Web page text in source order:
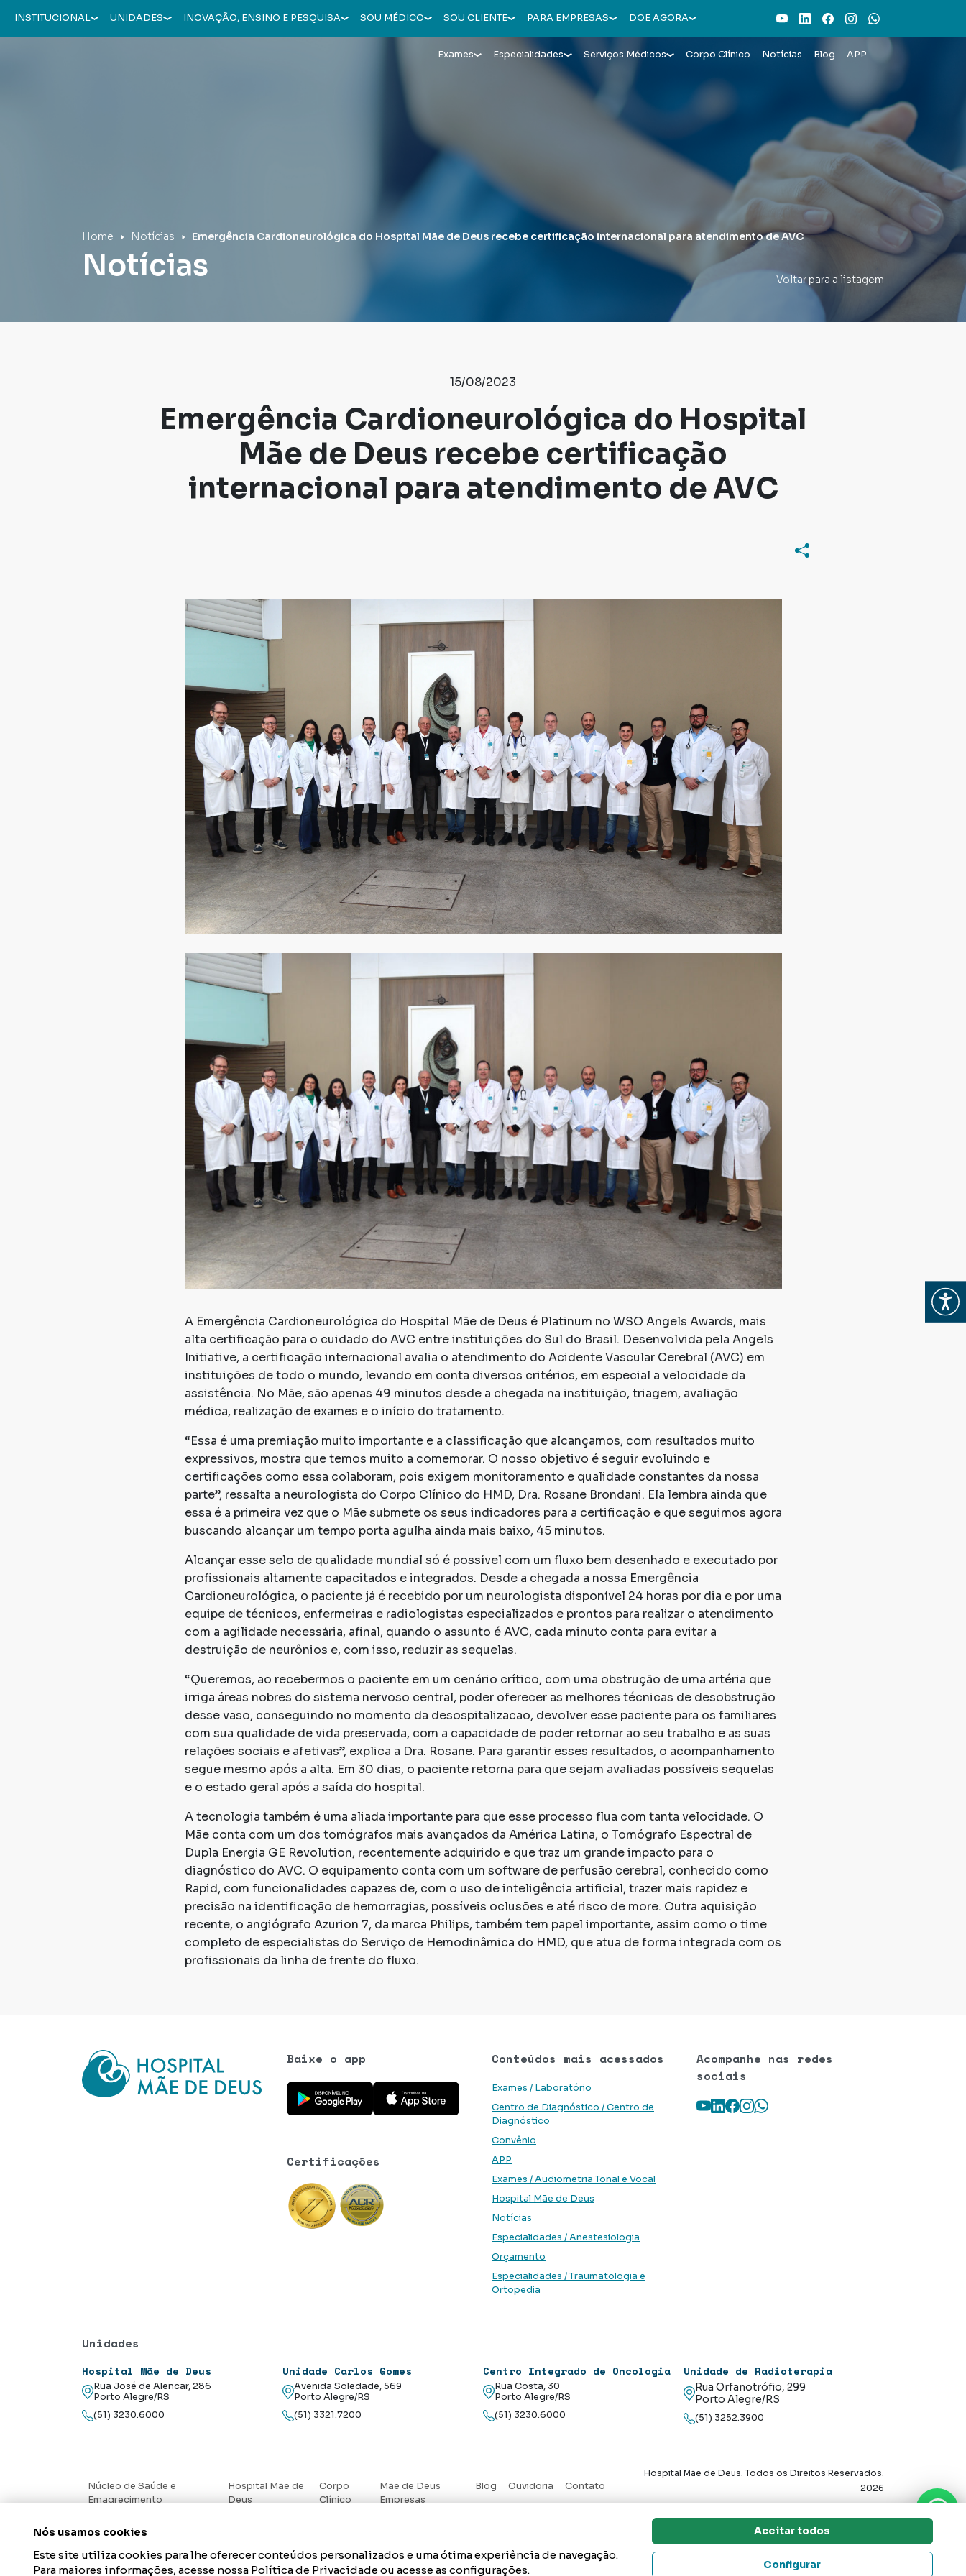
Abrir
INSTITUCIONAL UNIDADES INOVAÇÃO, ENSINO E PESQUISA SOU MÉDICO SOU CLIENTE PARA EMPRESAS DOE AGORA YoutubeLinkedInFacebook
InstagramWhatsApp
Exames Especialidades Serviços Médicos Corpo Clínico Notícias Blog APP
Home Notícias Emergência Cardioneurológica do Hospital Mãe de Deus recebe certificação internacional para atendimento de AVC
Notícias Voltar para a listagem
15/08/2023
Emergência Cardioneurológica do Hospital
Mãe de Deus recebe certificação
internacional para atendimento de AVC
A Emergência Cardioneurológica do Hospital Mãe de Deus é Platinum no WSO Angels Awards, mais
alta certificação para o cuidado do AVC entre instituições do Sul do Brasil. Desenvolvida pela Angels
Initiative, a certificação internacional avalia o atendimento do Acidente Vascular Cerebral (AVC) em
instituições de todo o mundo, levando em conta diversos critérios, em especial a velocidade da
assistência. No Mãe, são apenas 49 minutos desde a chegada na instituição, triagem, avaliação
médica, realização de exames e o início do tratamento.
“Essa é uma premiação muito importante e a classificação que alcançamos, com resultados muito
expressivos, mostra que temos muito a comemorar. O nosso objetivo é seguir evoluindo e
certificações como essa colaboram, pois exigem monitoramento e qualidade constantes da nossa
parte”, ressalta a neurologista do Corpo Clínico do HMD, Dra. Rosane Brondani. Ela lembra ainda que
essa é a primeira vez que o Mãe submete os seus indicadores para a certificação e que seguimos agora
buscando alcançar um tempo porta agulha ainda mais baixo, 45 minutos.
Alcançar esse selo de qualidade mundial só é possível com um fluxo bem desenhado e executado por
profissionais altamente capacitados e integrados. Desde a chegada a nossa Emergência
Cardioneurológica, o paciente já é recebido por um neurologista disponível 24 horas por dia e por uma
equipe de técnicos, enfermeiras e radiologistas especializados e prontos para realizar o atendimento
com a agilidade necessária, afinal, quando o assunto é AVC, cada minuto conta para evitar a
destruição de neurônios e, com isso, reduzir as sequelas.
“Queremos, ao recebermos o paciente em um cenário crítico, com uma obstrução de uma artéria que
irriga áreas nobres do sistema nervoso central, poder oferecer as melhores técnicas de desobstrução
desse vaso, conseguindo no momento da desospitalizacao, devolver esse paciente para os familiares
com sua qualidade de vida preservada, com a capacidade de poder retornar ao seu trabalho e as suas
relações sociais e afetivas”, explica a Dra. Rosane. Para garantir esses resultados, o acompanhamento
segue mesmo após a alta. Em 30 dias, o paciente retorna para que sejam avaliadas possíveis sequelas
e o estado geral após a saída do hospital.
A tecnologia também é uma aliada importante para que esse processo flua com tanta velocidade. O
Mãe conta com um dos tomógrafos mais avançados da América Latina, o Tomógrafo Espectral de
Dupla Energia GE Revolution, recentemente adquirido e que traz um grande impacto para o
diagnóstico do AVC. O equipamento conta com um software de perfusão cerebral, conhecido como
Rapid, com funcionalidades capazes de, com o uso de inteligência artificial, trazer mais rapidez e
precisão na identificação de hemorragias, possíveis oclusões e até risco de more. Outra aquisição
recente, o angiógrafo Azurion 7, da marca Philips, também tem papel importante, assim como o time
completo de especialistas do Serviço de Hemodinâmica do HMD, que atua de forma integrada com os
profissionais da linha de frente do fluxo.
Conteúdos mais acessados
Exames / Laboratório
Centro de Diagnóstico / Centro de
Diagnóstico
Convênio
APP
Exames / Audiometria Tonal e Vocal
Hospital Mãe de Deus
Notícias
Especialidades / Anestesiologia
Orçamento
Especialidades / Traumatologia e
Ortopedia
Baixe o app
Baixe o aplicativo na Google Play Store
Baixe o aplicativo na App Store
Certificações
Acompanhe nas redes
sociais
Youtube
LinkedIn
Facebook
Instagram
WhatsApp
Unidades
Hospital Mãe de Deus
Rua José de Alencar, 286
Porto Alegre/RS
(51) 3230.6000
Unidade Carlos Gomes
Avenida Soledade, 569
Porto Alegre/RS
(51) 3321.7200
Centro Integrado de Oncologia
Rua Costa, 30
Porto Alegre/RS
(51) 3230.6000
Unidade de Radioterapia
Rua Orfanotrófio, 299
Porto Alegre/RS
(51) 3252.3900
Núcleo de Saúde e
Emagrecimento
Hospital Mãe de
Deus
Corpo
Clínico
Mãe de Deus
Empresas
Blog Ouvidoria Contato
Hospital Mãe de Deus. Todos os Direitos Reservados.
2026
Dúvidas? Tire Aqui
Nós usamos cookies
Este site utiliza cookies para lhe oferecer conteúdos personalizados e uma ótima experiência de navegação.
Para maiores informações, acesse nossa Política de Privacidadeou acesse as configurações.
Aceitar todos
Configurar